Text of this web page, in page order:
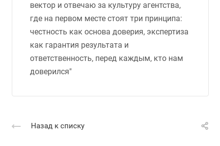
вектор и отвечаю за культуру агентства,
где на первом месте стоят три принципа:
честность как основа доверия, экспертиза
как гарантия результата и
ответственность, перед каждым, кто нам
доверился"
Назад к списку